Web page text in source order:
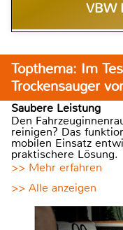
VBW
Topthema: Im
Trockensauger
Saubere Leistung
Den
reinigen? Das
mobilen Einsatz
praktischere Lösung.
>> Mehr erfahren
>> Alle anzeigen